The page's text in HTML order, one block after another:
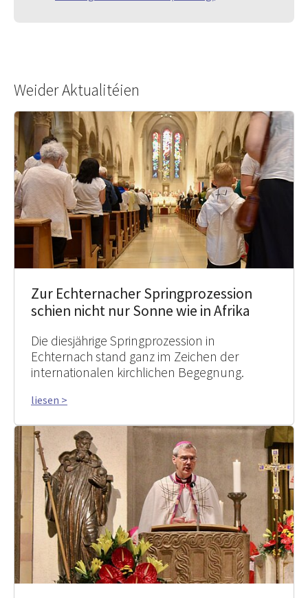
Weider Aktualitéien
Zur Echternacher Springprozession
schien nicht nur Sonne wie in Afrika
Die diesjährige Springprozession in
Echternach stand ganz im Zeichen der
internationalen kirchlichen Begegnung.
liesen >